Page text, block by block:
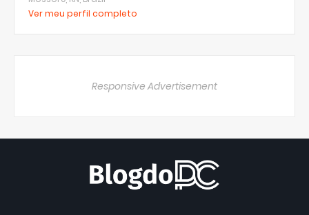
Ver meu perfil completo
Responsive Advertisement